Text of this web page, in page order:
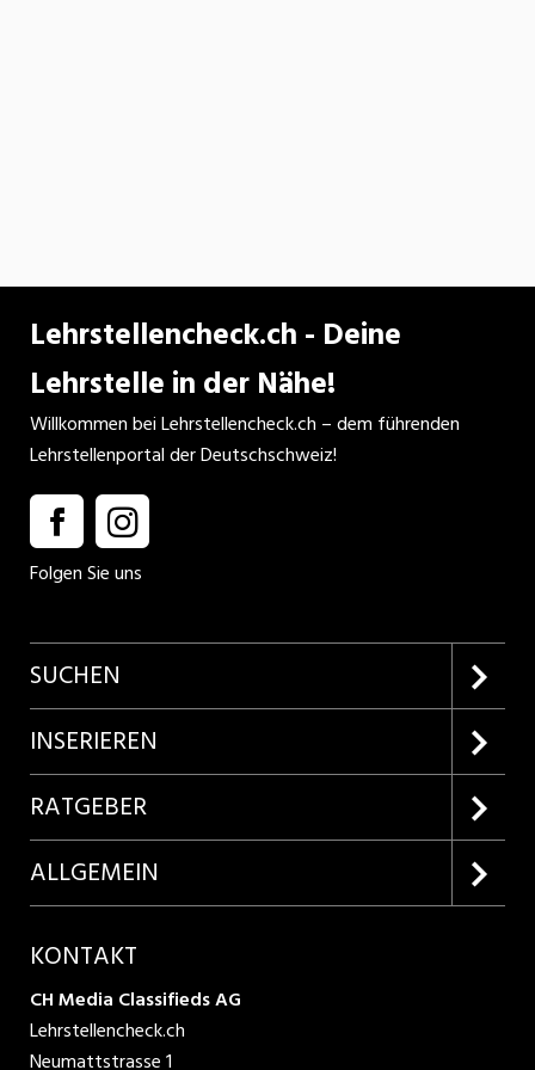
Lehrstellencheck.ch - Deine
Lehrstelle in der Nähe!
Willkommen bei Lehrstellencheck.ch – dem führenden
Lehrstellenportal der Deutschschweiz!
Folgen Sie uns
SUCHEN
Firmenprofile entdecken
Lehrstellen suchen
INSERIEREN
Kundenlogin
Inserieren
Produkte
RATGEBER
Lehrberufe entdecken
ALLGEMEIN
AGB
Datenschutzbestimmungen
KONTAKT
CH Media Classifieds AG
Lehrstellencheck.ch
Neumattstrasse 1